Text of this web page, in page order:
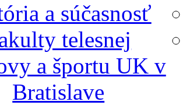
a súčasnosť
telesnej
a športu UK v
Bratislave